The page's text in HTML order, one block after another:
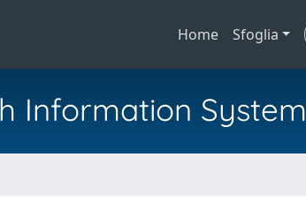
Home Sfoglia
Information System